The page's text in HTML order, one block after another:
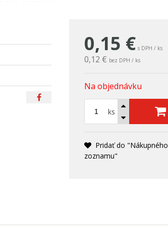
0,15 € s DPH / ks
0,12 € bez DPH / ks
Na objednávku
ks
Pridať do "Nákupného
zoznamu"